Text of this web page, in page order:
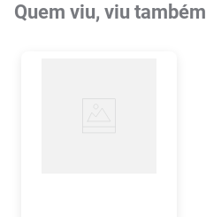
Quem viu, viu também